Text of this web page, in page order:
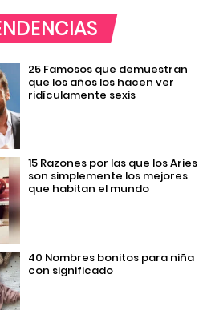
25 Famosos que demuestran
que los años los hacen ver
ridículamente sexis
15 Razones por las que los Aries
son simplemente los mejores
que habitan el mundo
40 Nombres bonitos para niña
con significado